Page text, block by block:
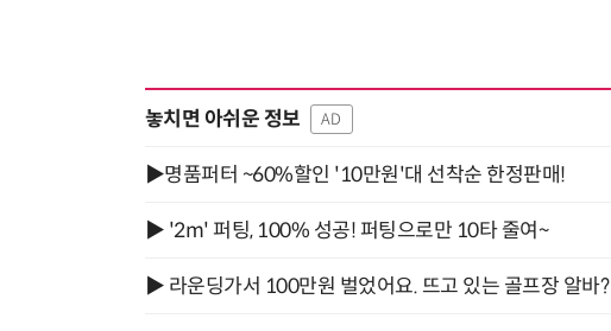
놓치면 아쉬운 정보 AD
▶명품퍼터 ~60%할인 '10만원'대 선착순 한정판매!
▶ '2m' 퍼팅, 100% 성공! 퍼팅으로만 10타 줄여~
▶ 라운딩가서 100만원 벌었어요. 뜨고 있는 골프장 알바?